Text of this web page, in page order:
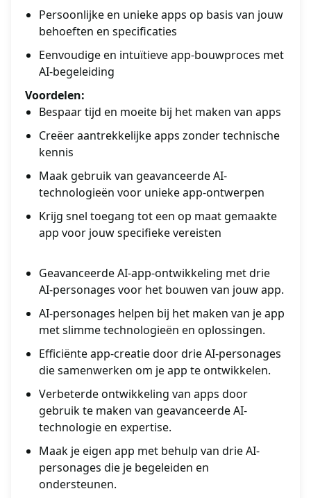
Persoonlijke en unieke apps op basis van jouw
behoeften en specificaties
Eenvoudige en intuïtieve app-bouwproces met
AI-begeleiding
Voordelen:
Bespaar tijd en moeite bij het maken van apps
Creëer aantrekkelijke apps zonder technische
kennis
Maak gebruik van geavanceerde AI-
technologieën voor unieke app-ontwerpen
Krijg snel toegang tot een op maat gemaakte
app voor jouw specifieke vereisten
Geavanceerde AI-app-ontwikkeling met drie
AI-personages voor het bouwen van jouw app.
AI-personages helpen bij het maken van je app
met slimme technologieën en oplossingen.
Efficiënte app-creatie door drie AI-personages
die samenwerken om je app te ontwikkelen.
Verbeterde ontwikkeling van apps door
gebruik te maken van geavanceerde AI-
technologie en expertise.
Maak je eigen app met behulp van drie AI-
personages die je begeleiden en
ondersteunen.